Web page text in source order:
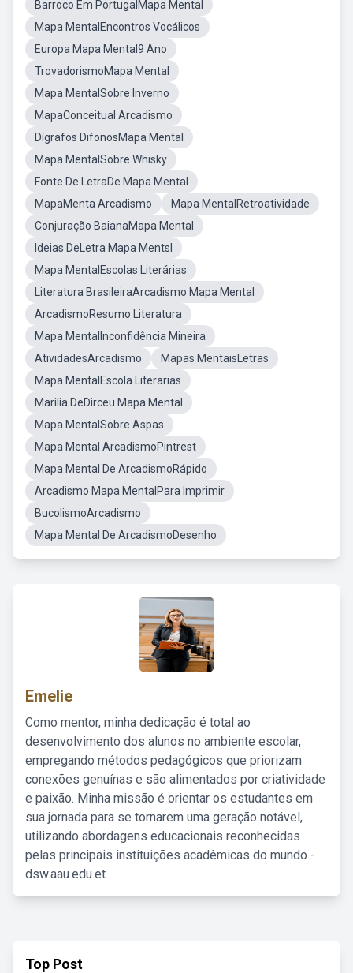
Barroco Em PortugalMapa Mental
Mapa MentalEncontros Vocálicos
Europa Mapa Mental9 Ano
TrovadorismoMapa Mental
Mapa MentalSobre Inverno
MapaConceitual Arcadismo
Dígrafos DifonosMapa Mental
Mapa MentalSobre Whisky
Fonte De LetraDe Mapa Mental
MapaMenta Arcadismo
Mapa MentalRetroatividade
Conjuração BaianaMapa Mental
Ideias DeLetra Mapa Mentsl
Mapa MentalEscolas Literárias
Literatura BrasileiraArcadismo Mapa Mental
ArcadismoResumo Literatura
Mapa MentalInconfidência Mineira
AtividadesArcadismo
Mapas MentaisLetras
Mapa MentalEscola Literarias
Marilia DeDirceu Mapa Mental
Mapa MentalSobre Aspas
Mapa Mental ArcadismoPintrest
Mapa Mental De ArcadismoRápido
Arcadismo Mapa MentalPara Imprimir
BucolismoArcadismo
Mapa Mental De ArcadismoDesenho
Emelie
Como mentor, minha dedicação é total ao
desenvolvimento dos alunos no ambiente escolar,
empregando métodos pedagógicos que priorizam
conexões genuínas e são alimentados por criatividade
e paixão. Minha missão é orientar os estudantes em
sua jornada para se tornarem uma geração notável,
utilizando abordagens educacionais reconhecidas
pelas principais instituições acadêmicas do mundo -
dsw.aau.edu.et.
Top Post